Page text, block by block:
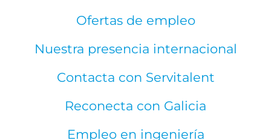
Ofertas de empleo
Nuestra presencia internacional
Contacta con Servitalent
Reconecta con Galicia
Empleo en ingeniería